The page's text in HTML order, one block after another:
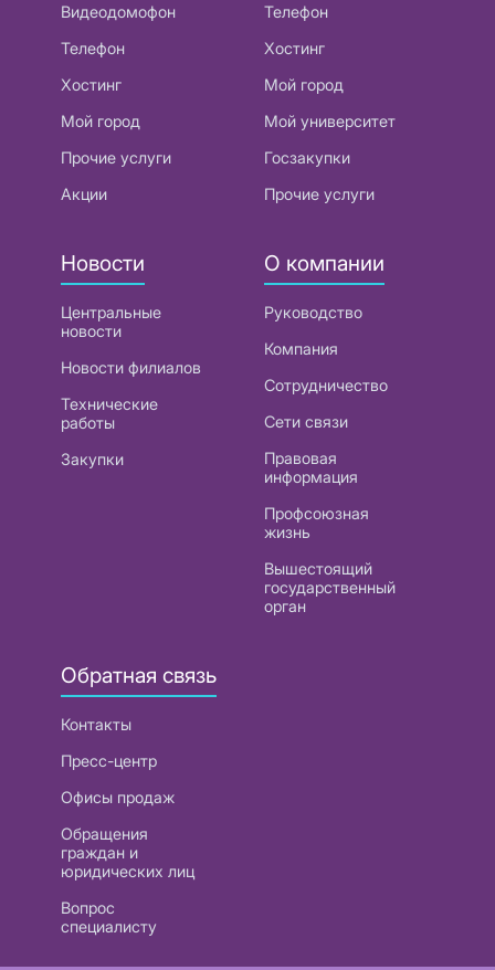
Видеодомофон
Телефон
Хостинг
Мой город
Прочие услуги
Акции
Телефон
Хостинг
Мой город
Мой университет
Госзакупки
Прочие услуги
Новости
Центральные
новости
Новости филиалов
Технические
работы
Закупки
О компании
Руководство
Компания
Сотрудничество
Сети связи
Правовая
информация
Профсоюзная
жизнь
Вышестоящий
государственный
орган
Обратная связь
Контакты
Пресс-центр
Офисы продаж
Обращения
граждан и
юридических лиц
Вопрос
специалисту